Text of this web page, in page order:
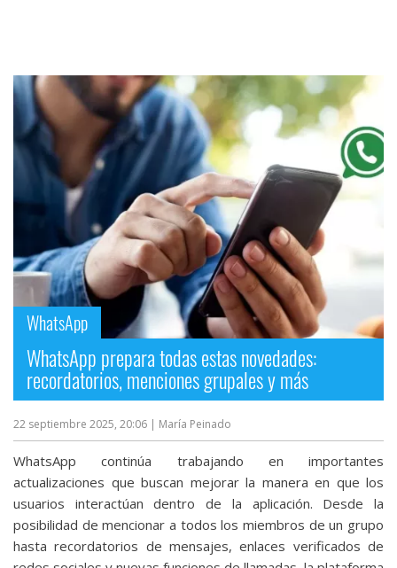
WhatsApp
WhatsApp prepara todas estas novedades:
recordatorios, menciones grupales y más
22 septiembre 2025, 20:06 | María Peinado
WhatsApp continúa trabajando en importantes
actualizaciones que buscan mejorar la manera en que los
usuarios interactúan dentro de la aplicación. Desde la
posibilidad de mencionar a todos los miembros de un grupo
hasta recordatorios de mensajes, enlaces verificados de